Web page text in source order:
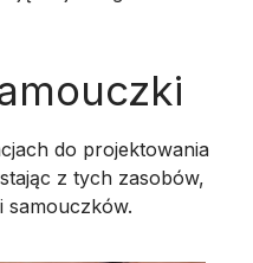
do projektowania
z tych zasobów,
samouczków.